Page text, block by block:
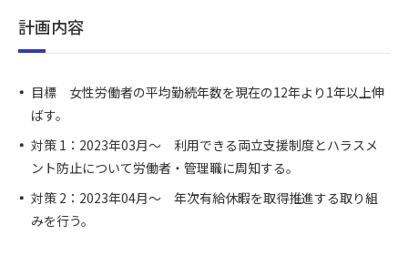
計画内容
目標 女性労働者の平均勤続年数を現在の12年より1年以上伸
ばす。
対策 1：2023年03月～ 利用できる両立支援制度とハラスメ
ント防止について労働者・管理職に周知する。
対策 2：2023年04月～ 年次有給休暇を取得推進する取り組
みを行う。